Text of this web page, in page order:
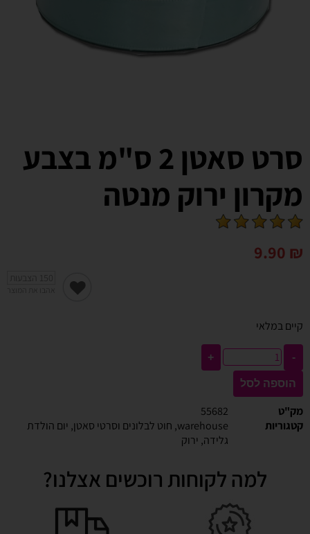
סרט סאטן 2 ס"מ בצבע
מקרון ירוק מנטה
9.90 ₪
קיים במלאי
-
+
הוספה לסל
מק"ט
55682
קטגוריות
warehouse
, חוט לבלונים וסרטי סאטן, יום הולדת
גלידה, ירוק
למה לקוחות רוכשים אצלנו?